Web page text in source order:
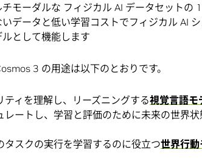
モーダルな フィジカル AI データセットの
データと低い学習コストでフィジカル AI
として機能します
3 の用途は以下のとおりです。
ティを理解し、リーズニングする視覚言語モ
レートし、学習と評価のために未来の世界状
タスクの実行を学習するのに役立つ世界行